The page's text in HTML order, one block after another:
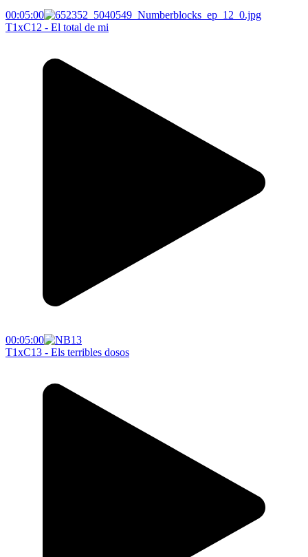
00:05:00
T1xC12 - El total de mi
00:05:00
T1xC13 - Els terribles dosos